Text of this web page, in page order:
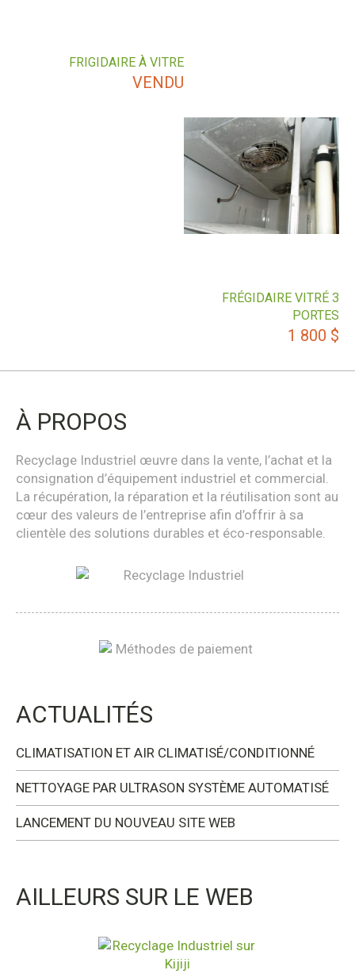
FRIGIDAIRE À VITRE
VENDU
FRÉGIDAIRE VITRÉ 3
PORTES
1 800 $
À PROPOS
Recyclage Industriel œuvre dans la vente, l’achat et la
consignation d’équipement industriel et commercial.
La récupération, la réparation et la réutilisation sont au
cœur des valeurs de l’entreprise afin d’offrir à sa
clientèle des solutions durables et éco-responsable.
ACTUALITÉS
CLIMATISATION ET AIR CLIMATISÉ/CONDITIONNÉ
NETTOYAGE PAR ULTRASON SYSTÈME AUTOMATISÉ
LANCEMENT DU NOUVEAU SITE WEB
AILLEURS SUR LE WEB